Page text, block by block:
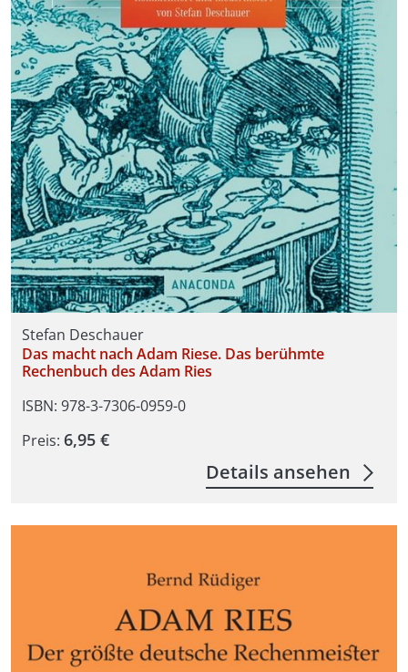
Stefan Deschauer
Das macht nach Adam Riese. Das berühmte
Rechenbuch des Adam Ries
ISBN: 978-3-7306-0959-0
Preis: 6,95 €
Details ansehen